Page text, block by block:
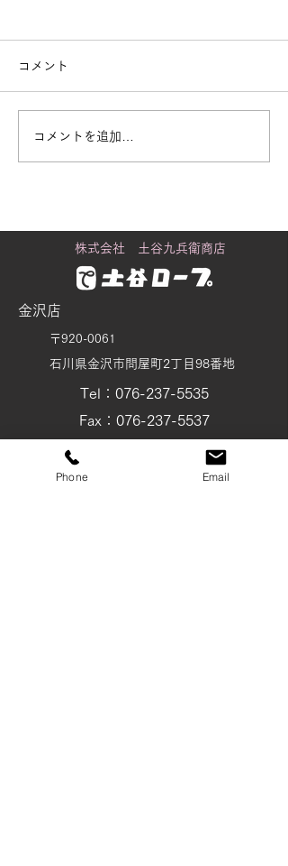
街で見かける「白いも
コメント
コメントを追加…
株式会社 土谷九兵衛商店
金沢店
〒920-0061
石川県金沢市問屋町2丁目98番地
Tel：076-237-5535
Fax：076-237-5537
tsuchiya@wire-rope.jp
Phone Email